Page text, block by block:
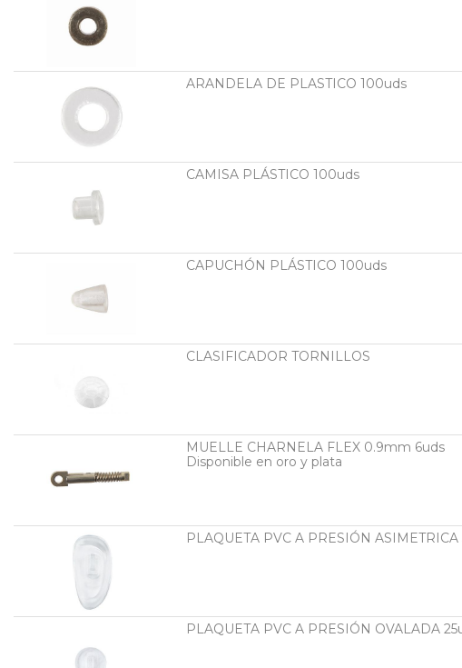
ARANDELA DE PLASTICO 100uds
CAMISA PLÁSTICO 100uds
CAPUCHÓN PLÁSTICO 100uds
CLASIFICADOR TORNILLOS
MUELLE CHARNELA FLEX 0.9mm 6uds
Disponible en oro y plata
PLAQUETA PVC A PRESIÓN
PLAQUETA PVC A PRESIÓN OVALADA